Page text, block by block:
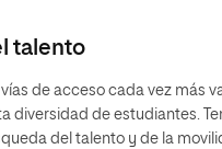
talento
de acceso cada vez más
diversidad de estudiantes.
del talento y de la